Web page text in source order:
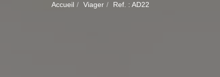
Accueil Viager Ref. : AD22